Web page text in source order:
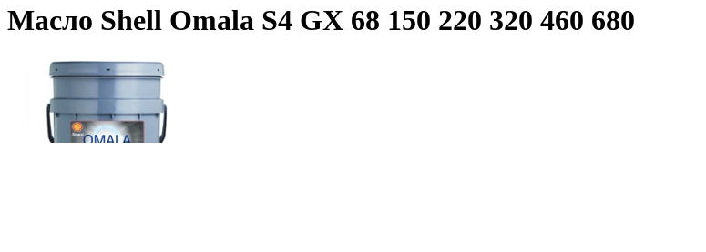
Масло Shell Omala S4 GX 68 150 220 320 460 680